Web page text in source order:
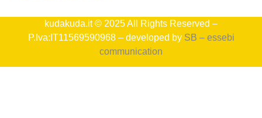
kudakuda.it © 2025 All Rights Reserved –
P.Iva:IT11569590968 – developed by SB – essebi
communication